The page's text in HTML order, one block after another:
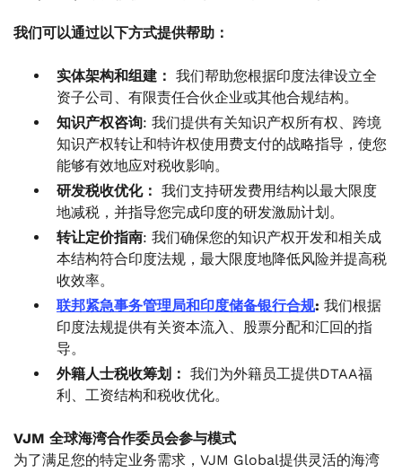
我们可以通过以下方式提供帮助：
实体架构和组建： 我们帮助您根据印度法律设立全
资子公司、有限责任合伙企业或其他合规结构。
知识产权咨询: 我们提供有关知识产权所有权、跨境
知识产权转让和特许权使用费支付的战略指导，使您
能够有效地应对税收影响。
研发税收优化： 我们支持研发费用结构以最大限度
地减税，并指导您完成印度的研发激励计划。
转让定价指南: 我们确保您的知识产权开发和相关成
本结构符合印度法规，最大限度地降低风险并提高税
收效率。
联邦紧急事务管理局和印度储备银行合规: 我们根据
印度法规提供有关资本流入、股票分配和汇回的指
导。
外籍人士税收筹划： 我们为外籍员工提供DTAA福
利、工资结构和税收优化。
VJM 全球海湾合作委员会参与模式
为了满足您的特定业务需求，VJM Global提供灵活的海湾